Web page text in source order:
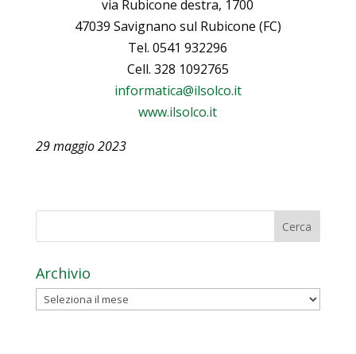
via Rubicone destra, 1700
47039 Savignano sul Rubicone (FC)
Tel. 0541 932296
Cell. 328 1092765
informatica@ilsolco.it
www.ilsolco.it
29 maggio 2023
Archivio
Archivio